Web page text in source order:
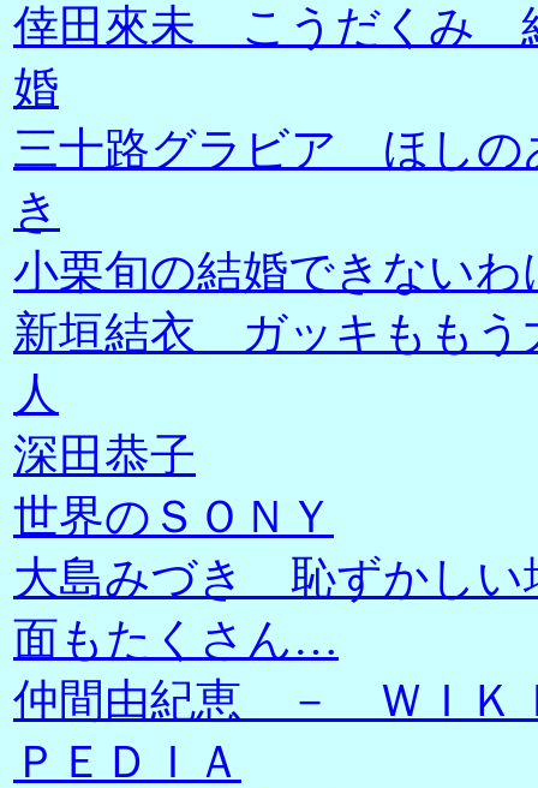
倖田來未 こうだくみ
婚
三十路グラビア ほしの
き
小栗旬の結婚できないわ
新垣結衣 ガッキももう
人
深田恭子
世界のＳＯＮＹ
大島みづき 恥ずかしい
面もたくさん…
仲間由紀恵 － ＷＩＫ
ＰＥＤＩＡ